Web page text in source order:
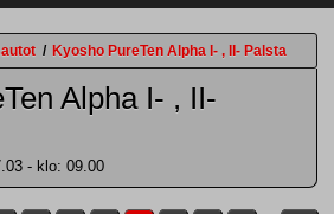
/ Kyosho PureTen Alpha I- , II- Palsta
Alpha I- , II-
- klo: 09.00